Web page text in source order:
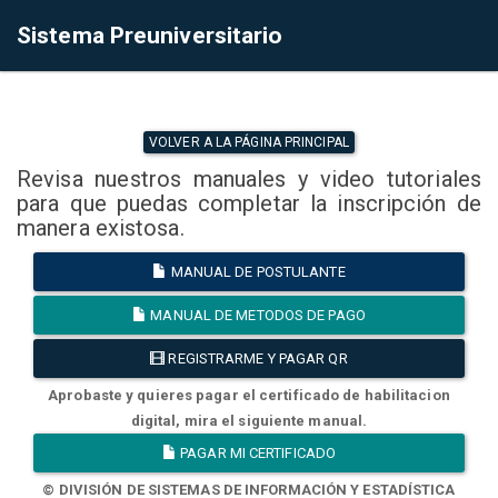
Sistema Preuniversitario
VOLVER A LA PÁGINA PRINCIPAL
Revisa nuestros manuales y video tutoriales
para que puedas completar la inscripción de
manera existosa.
MANUAL DE POSTULANTE
MANUAL DE METODOS DE PAGO
REGISTRARME Y PAGAR QR
Aprobaste y quieres pagar el certificado de habilitacion
digital, mira el siguiente manual.
PAGAR MI CERTIFICADO
© DIVISIÓN DE SISTEMAS DE INFORMACIÓN Y ESTADÍSTICA